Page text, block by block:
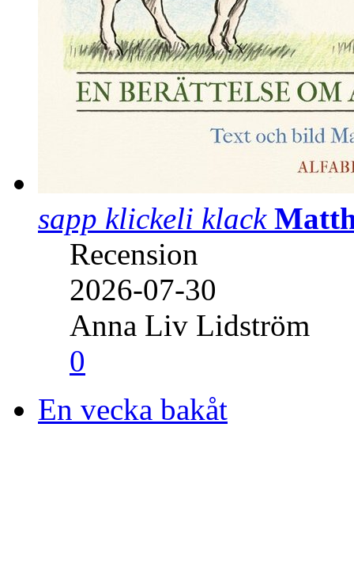
sapp klickeli klack
Recension
2026-07-30
Anna Liv Lidström
0
En vecka bakåt